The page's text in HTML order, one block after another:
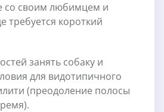
со своим любимцем и
требуется короткий
занять собаку и
для видотипичного
(преодоление полосы